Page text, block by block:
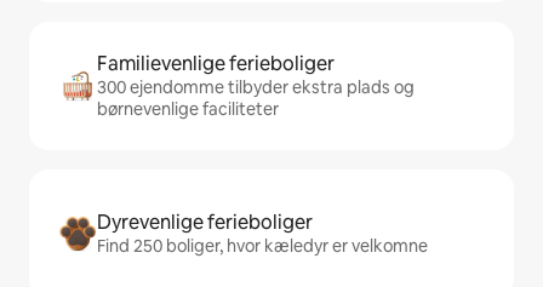
Familievenlige ferieboliger
300 ejendomme tilbyder ekstra plads og
børnevenlige faciliteter
Dyrevenlige ferieboliger
Find 250 boliger, hvor kæledyr er velkomne